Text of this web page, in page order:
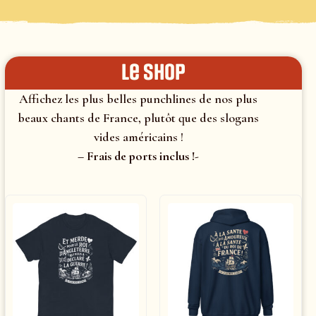
le shop
Affichez les plus belles punchlines de nos plus
beaux chants de France, plutôt que des slogans
vides américains !
– Frais de ports inclus !-